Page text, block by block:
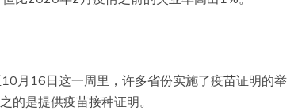
月16日这一周里，许多省份实施了疫苗证明的举
的是提供疫苗接种证明。